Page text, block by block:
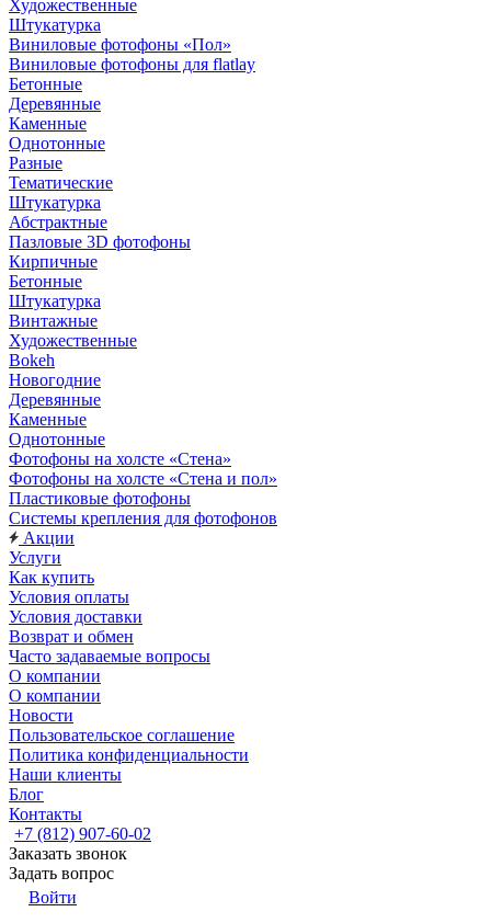
Художественные
Штукатурка
Виниловые фотофоны «Пол»
Виниловые фотофоны для flatlay
Бетонные
Деревянные
Каменные
Однотонные
Разные
Тематические
Штукатурка
Абстрактные
Пазловые 3D фотофоны
Кирпичные
Бетонные
Штукатурка
Винтажные
Художественные
Bokeh
Новогодние
Деревянные
Каменные
Однотонные
Фотофоны на холсте «Стена»
Фотофоны на холсте «Стена и пол»
Пластиковые фотофоны
Системы крепления для фотофонов
Акции
Услуги
Как купить
Условия оплаты
Условия доставки
Возврат и обмен
Часто задаваемые вопросы
О компании
О компании
Новости
Пользовательское соглашение
Политика конфиденциальности
Наши клиенты
Блог
Контакты
+7 (812) 907-60-02
Заказать звонок
Задать вопрос
Войти